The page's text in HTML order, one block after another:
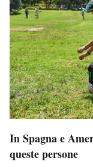
In Spagna e
queste persone